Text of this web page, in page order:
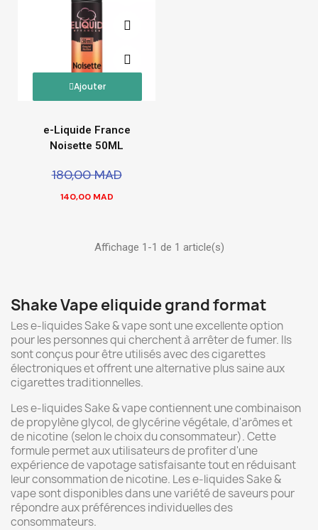
Ajouter
e-Liquide France
Noisette 50ML
180,00 MAD
140,00 MAD
Affichage 1-1 de 1 article(s)
Shake Vape eliquide grand format
Les e-liquides Sake & vape sont une excellente option
pour les personnes qui cherchent à arrêter de fumer. Ils
sont conçus pour être utilisés avec des cigarettes
électroniques et offrent une alternative plus saine aux
cigarettes traditionnelles.
Les e-liquides Sake & vape contiennent une combinaison
de propylène glycol, de glycérine végétale, d'arômes et
de nicotine (selon le choix du consommateur). Cette
formule permet aux utilisateurs de profiter d'une
expérience de vapotage satisfaisante tout en réduisant
leur consommation de nicotine. Les e-liquides Sake &
vape sont disponibles dans une variété de saveurs pour
répondre aux préférences individuelles des
consommateurs.